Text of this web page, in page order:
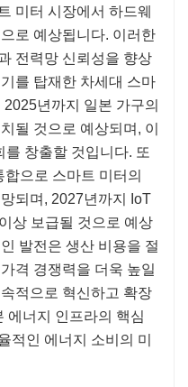
미터 시장에서 하드웨
로 예상됩니다. 이러한
전력망 신뢰성을 향상
를 탑재한 차세대 스마
년까지 일본 가구의
될 것으로 예상되며, 이
창출할 것입니다. 또
으로 스마트 미터의
되며, 2027년까지 IoT
상 보급될 것으로 예상
발전은 생산 비용을 절
격 경쟁력을 더욱 높일
적으로 혁신하고 확장
에너지 인프라의 핵심
적인 에너지 소비의 미